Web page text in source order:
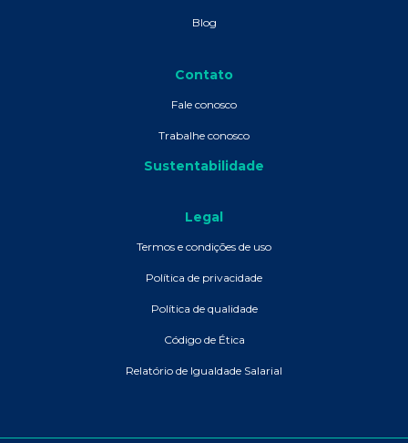
Blog
Contato
Fale conosco
Trabalhe conosco
Sustentabilidade
Legal
Termos e condições de uso
Política de privacidade
Política de qualidade
Código de Ética
Relatório de Igualdade Salarial